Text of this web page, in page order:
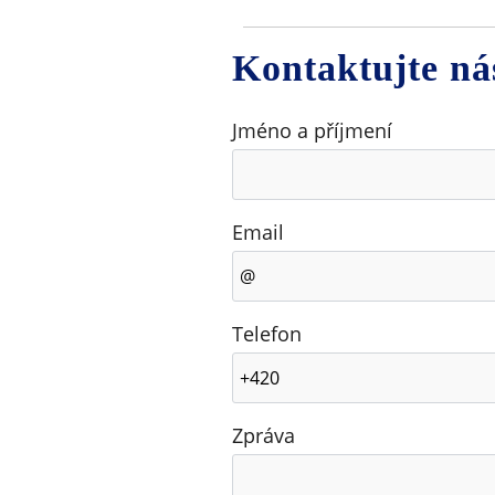
Kontaktujte
Jméno a příjmení
Email
Telefon
Zpráva